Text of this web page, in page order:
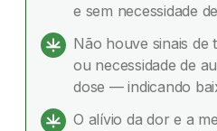
Dúvidas frequentes
e sem necessidade
Não houve sinais de
ou necessidade de
dose — indicando
O alívio da dor e a